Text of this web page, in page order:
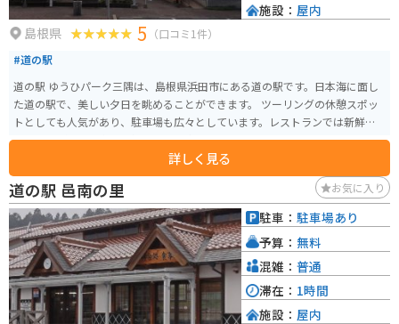
島根県 5 （口コミ1件）
#道の駅
道の駅 ゆうひパーク三隅は、島根県浜田市にある道の駅です。日本海に面し
た道の駅で、美しい夕日を眺めることができます。 ツーリングの休憩スポッ
トとしても人気があり、駐車場も広々としています。レストランでは新鮮な s
eafood を使った料理を楽しむことができます。特におすすめは、地元で獲れ
たサザエの壺焼きです。お土産には、新鮮な魚介類や、地元産の農産物が販
売されています。 バイクで訪れる際は、日本海沿いの国道9号線を走るのがお
すすめです。道の駅 ゆうひパーク三隅は、風光明媚な景色の中を走ることが
できるので、ツーリングに最適です。
詳しく見る
施設： 屋内
道の駅 邑南の里 お気に入り
駐車： 駐車場あり
予算： 無料
混雑： 普通
滞在： 1時間
施設： 屋内